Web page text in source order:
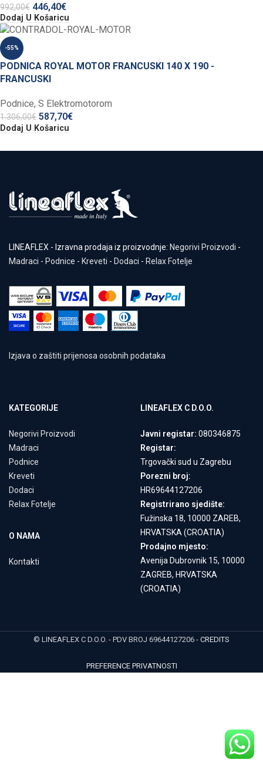
992,00€ 446,40€
Dodaj U Košaricu
-55%
PODNICA ROYAL MOTOR FRANCUSKI 140 X 190 -
FRANCUSKI
Podnice, S Elektromotorom
1.306,00€ 587,70€
Dodaj U Košaricu
LINEAFLEX - Izravna prodaja iz proizvodnje: Negorivi Proizvodi -
Madraci - Podnice - Kreveti - Dodaci - Relax Fotelje
Izjava o zaštiti prijenosa osobnih podataka
KATEGORIJE
Negorivi Proizvodi
Madraci
Podnice
Kreveti
Dodaci
Relax Fotelje
O NAMA
Kontakti
LINEAFLEX C D.O.O.
Javni registar: 080346875
Registar:
Trgovački sud u Zagrebu
Porezni broj:
HR69644127206
Registrirano sjedište:
Fužinska 18, 10000 ZAREB,
HRVATSKA (CROATIA)
Prodajno mjesto:
Avenija Dubrovnik 15, 10000
ZAGREB, HRVATSKA
(CROATIA)
© LINEAFLEX C D.O.O. - PDV BROJ 69644127206 - CREDITS
PREFERENCE PRIVATNOSTI